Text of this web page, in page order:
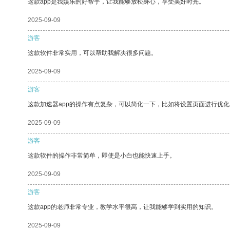
这款app是我娱乐的好帮手，让我能够放松身心，享受美好时光。
2025-09-09
游客
这款软件非常实用，可以帮助我解决很多问题。
2025-09-09
游客
这款加速器app的操作有点复杂，可以简化一下，比如将设置页面进行优
2025-09-09
游客
这款软件的操作非常简单，即使是小白也能快速上手。
2025-09-09
游客
这款app的老师非常专业，教学水平很高，让我能够学到实用的知识。
2025-09-09